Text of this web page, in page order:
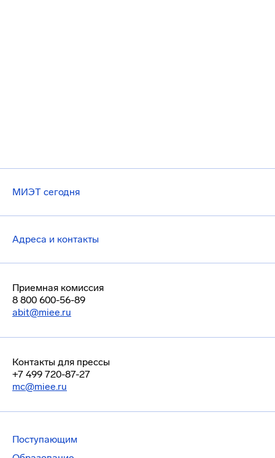
МИЭТ сегодня
Адреса и контакты
Приемная комиссия
8 800 600-56-89
abit@miee.ru
Контакты для прессы
+7 499 720-87-27
mc@miee.ru
Поступающим